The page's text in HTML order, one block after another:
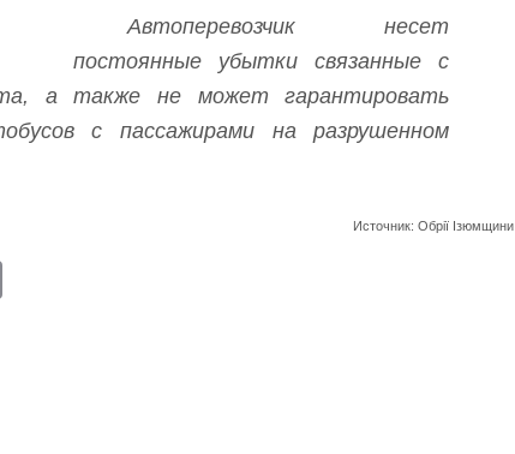
Автоперевозчик несет
постоянные убытки связанные с
а также не может гарантировать
с пассажирами на разрушенном
Источник: Обрії Ізюмщини